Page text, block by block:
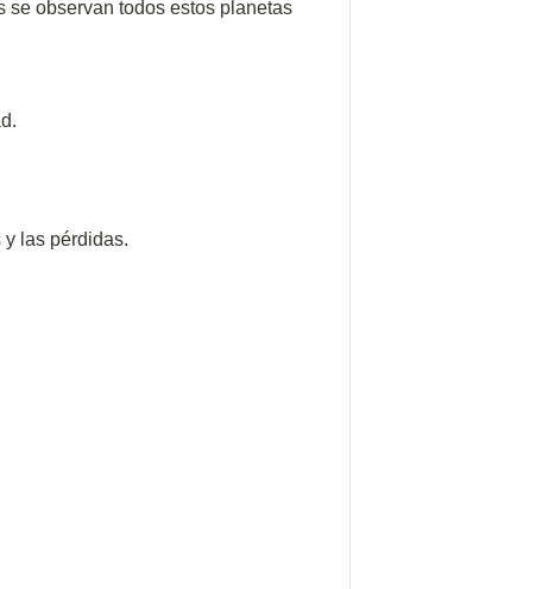
se observan todos estos planetas
las pérdidas.